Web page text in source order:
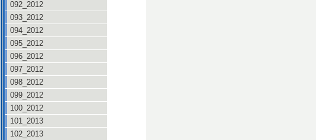
092_2012
093_2012
094_2012
095_2012
096_2012
097_2012
098_2012
099_2012
100_2012
101_2013
102_2013